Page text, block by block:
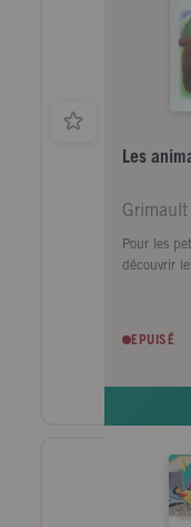
Les
Pour les
découvrir
EPUISÉ